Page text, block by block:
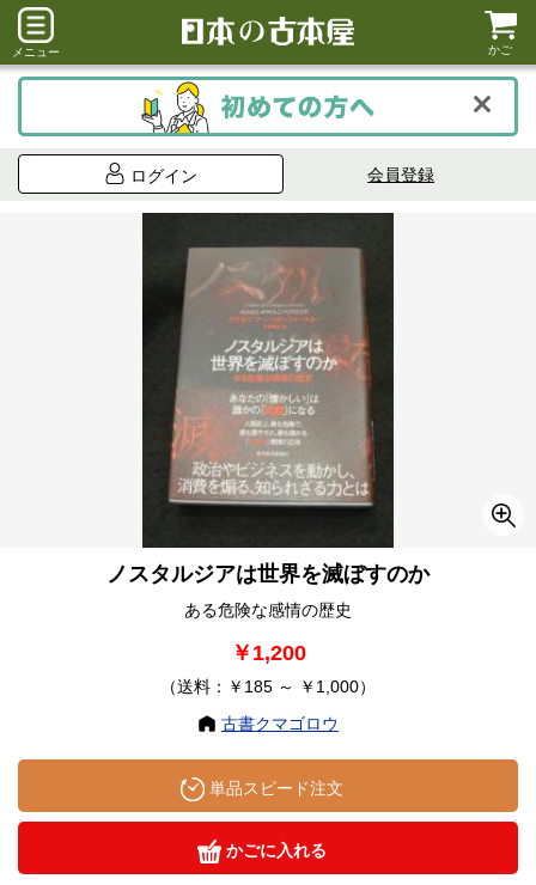
メニュー かご
ログイン 会員登録
ノスタルジアは世界を滅ぼすのか
ある危険な感情の歴史
￥1,200
（送料：￥185 ～ ￥1,000）
古書クマゴロウ
単品スピード注文
かごに入れる